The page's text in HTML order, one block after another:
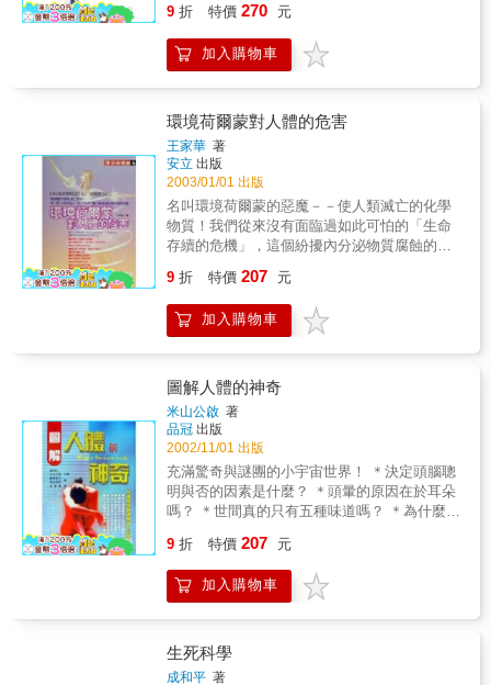
述人類學的基本認識與價值。 作者以通俗淺顯
的方式，介紹人類學的概念與理論，使本書兼
顧通俗性與學術性，既可做為通俗讀物，又可
9 折 特價 270 元
加入購物車
環境荷爾蒙對人體的危害
王家華 著
安立 出版
2003/01/01 出版
名叫環境荷爾蒙的惡魔－－使人類滅亡的化學
物質！我們從來沒有面臨過如此可怕的「生命
存續的危機」，這個紛擾內分泌物質腐蝕的程
面的拖延等，從各種角度來闡述並報告真實，
令人震撼的情況！
9 折 特價 207 元
加入購物車
圖解人體的神奇
米山公啟 著
品冠 出版
2002/11/01 出版
充滿驚奇與謎團的小宇宙世界！ ＊決定頭腦聰
明與否的因素是什麼？ ＊頭暈的原因在於耳朵
嗎？ ＊世間真的只有五種味道嗎？ ＊為什麼心
嗎？ ＊火災時湧現的爆發力的真相是什麼？
9 折 特價 207 元
加入購物車
生死科學
成和平 著